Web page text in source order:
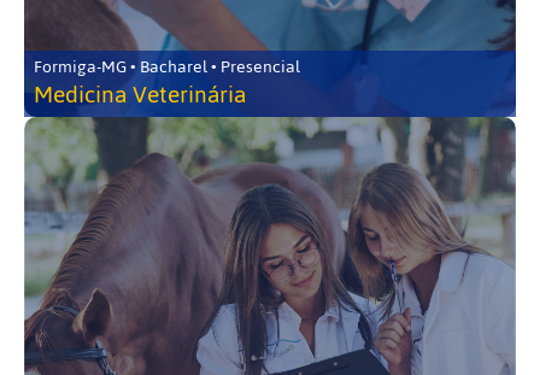
Formiga-MG • Bacharel • Presencial
Medicina Veterinária